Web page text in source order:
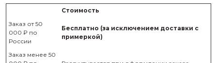
Стоимость
Заказ от 50
000 ₽ по
России
Бесплатно (за исключением доставки с
примеркой)
Заказ менее 50